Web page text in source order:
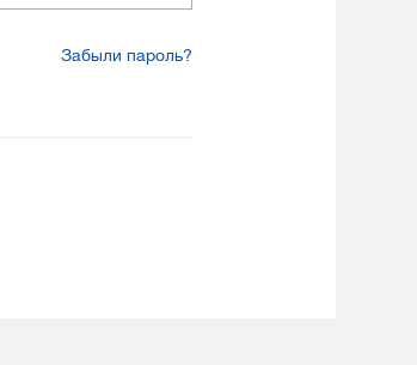
Забыли пароль?